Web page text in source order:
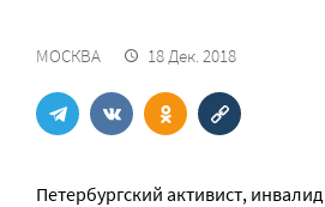
МОСКВА 18 Дек. 2018
Петербургский активист, инвалид